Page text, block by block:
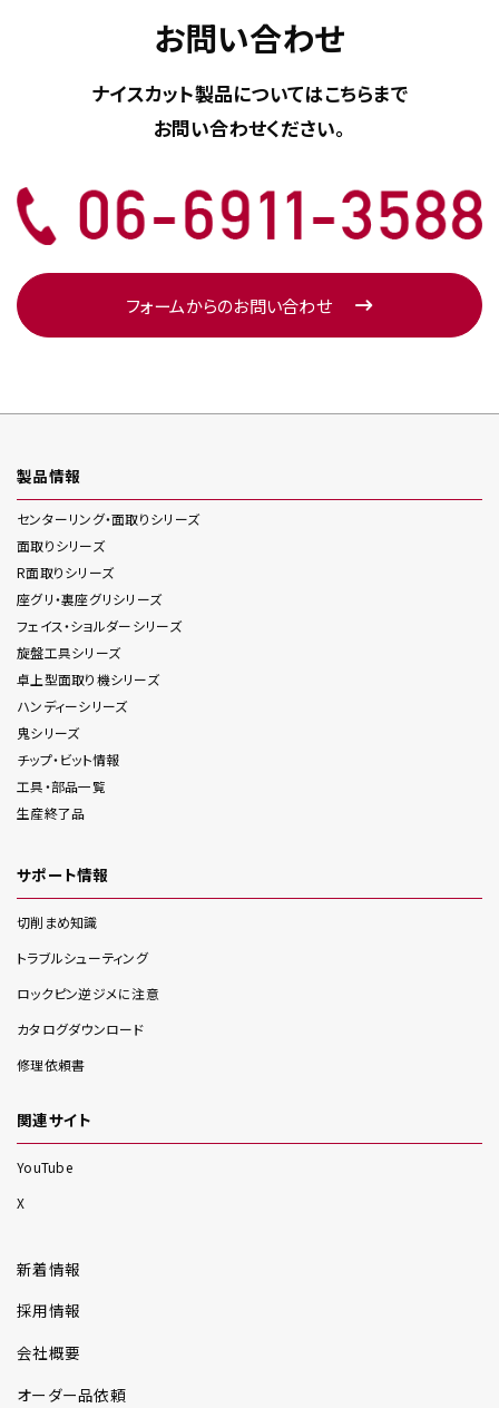
お問い合わせ
ナイスカット製品についてはこちらまで
お問い合わせください。
フォームからのお問い合わせ
製品情報
センターリング・面取りシリーズ
面取りシリーズ
R面取りシリーズ
座グリ・裏座グリシリーズ
フェイス・ショルダーシリーズ
旋盤工具シリーズ
卓上型面取り機シリーズ
ハンディーシリーズ
鬼シリーズ
チップ・ビット情報
工具・部品一覧
生産終了品
サポート情報
切削まめ知識
トラブルシューティング
ロックピン逆ジメに注意
カタログダウンロード
修理依頼書
関連サイト
YouTube
X
新着情報
採用情報
会社概要
オーダー品依頼